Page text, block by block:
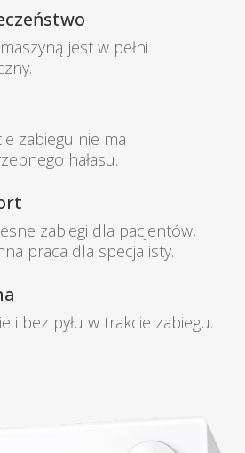
jest w pełni
zabiegu nie ma
hałasu.
zabiegi dla pacjentów,
praca dla specjalisty.
i bez pyłu w trakcie zabiegu.